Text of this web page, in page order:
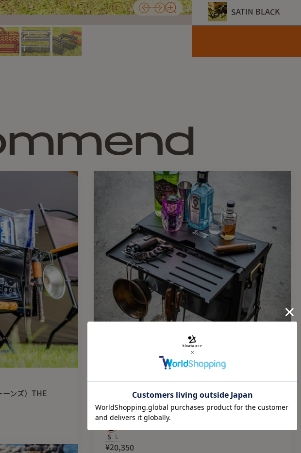
天板を展開しない状態。
便利な２段ソロテーブルと
本体に栓抜きが付いていま
SATIN BLACK
ーンズ）THE
NATURE TONES（ネイチャートーンズ）THE
STORAGE STAND
NATURE TONES
S
¥20,350